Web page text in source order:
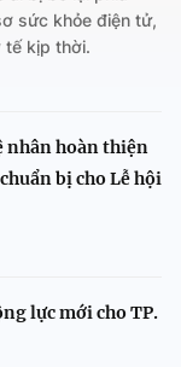
sức khỏe điện tử,
tế kịp thời.
nhân hoàn thiện
bị cho Lễ hội
lực mới cho TP.